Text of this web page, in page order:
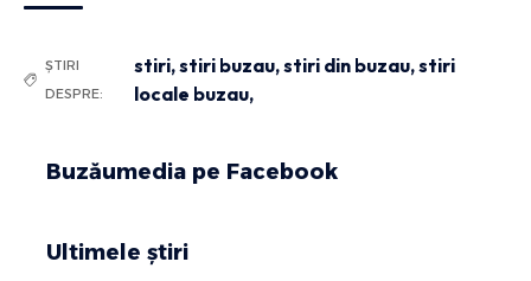
ȘTIRI
DESPRE:
stiri,stiri buzau,stiri din buzau,stiri
locale buzau,
Buzăumedia pe Facebook
Ultimele știri